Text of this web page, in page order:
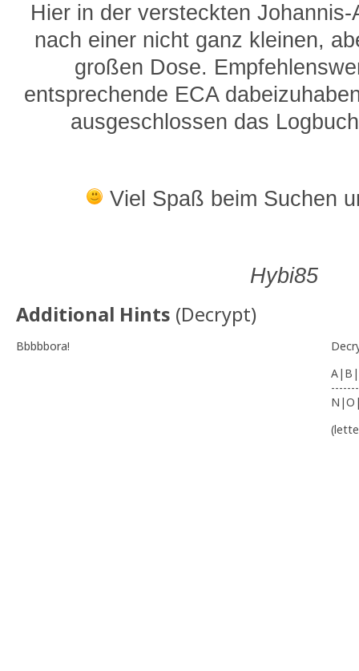
Hier in der versteckten
nach einer nicht ganz kleinen,
großen Dose.
entsprechende ECA
ausgeschlossen das
Viel Spaß beim Suchen
Hybi85
Additional Hints (Decrypt)
Bbbbbora!